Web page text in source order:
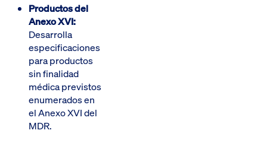
Productos del
Anexo XVI:
Desarrolla
especificaciones
para productos
sin finalidad
médica previstos
enumerados en
el Anexo XVI del
MDR.